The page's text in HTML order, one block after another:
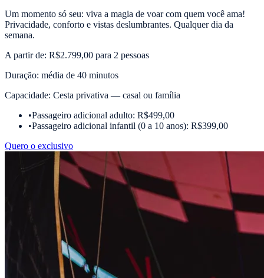
Um momento só seu: viva a magia de voar com quem você ama!
Privacidade, conforto e vistas deslumbrantes. Qualquer dia da
semana.
A partir de: R$2.799,00 para 2 pessoas
Duração: média de 40 minutos
Capacidade: Cesta privativa — casal ou família
•Passageiro adicional adulto: R$499,00
•Passageiro adicional infantil (0 a 10 anos): R$399,00
Quero o exclusivo